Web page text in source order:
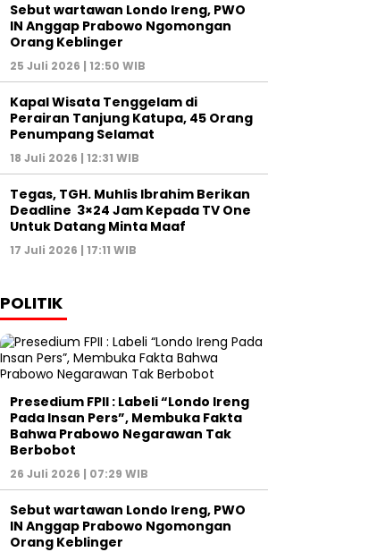
Sebut wartawan Londo Ireng, PWO
IN Anggap Prabowo Ngomongan
Orang Keblinger
25 Juli 2026 | 12:50 WIB
Kapal Wisata Tenggelam di
Perairan Tanjung Katupa, 45 Orang
Penumpang Selamat
18 Juli 2026 | 12:31 WIB
Tegas, TGH. Muhlis Ibrahim Berikan
Deadline 3×24 Jam Kepada TV One
Untuk Datang Minta Maaf
17 Juli 2026 | 17:11 WIB
POLITIK
Presedium FPII : Labeli “Londo Ireng
Pada Insan Pers”, Membuka Fakta
Bahwa Prabowo Negarawan Tak
Berbobot
26 Juli 2026 | 07:29 WIB
Sebut wartawan Londo Ireng, PWO
IN Anggap Prabowo Ngomongan
Orang Keblinger